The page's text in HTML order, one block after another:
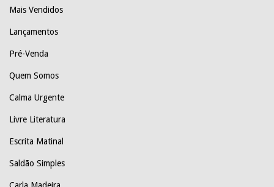
Mais Vendidos
Lançamentos
Pré-Venda
Quem Somos
Calma Urgente
Livre Literatura
Escrita Matinal
Saldão Simples